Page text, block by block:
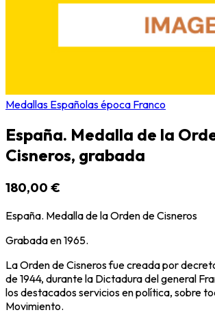
Medallas Españolas época Franco
España. Medalla de la
Cisneros, grabada
180,00 €
España. Medalla de la Orden de Cisneros
Grabada en 1965.
La Orden de Cisneros fue creada por
de 1944, durante la Dictadura del general
los destacados servicios en política, sobre
Movimiento.